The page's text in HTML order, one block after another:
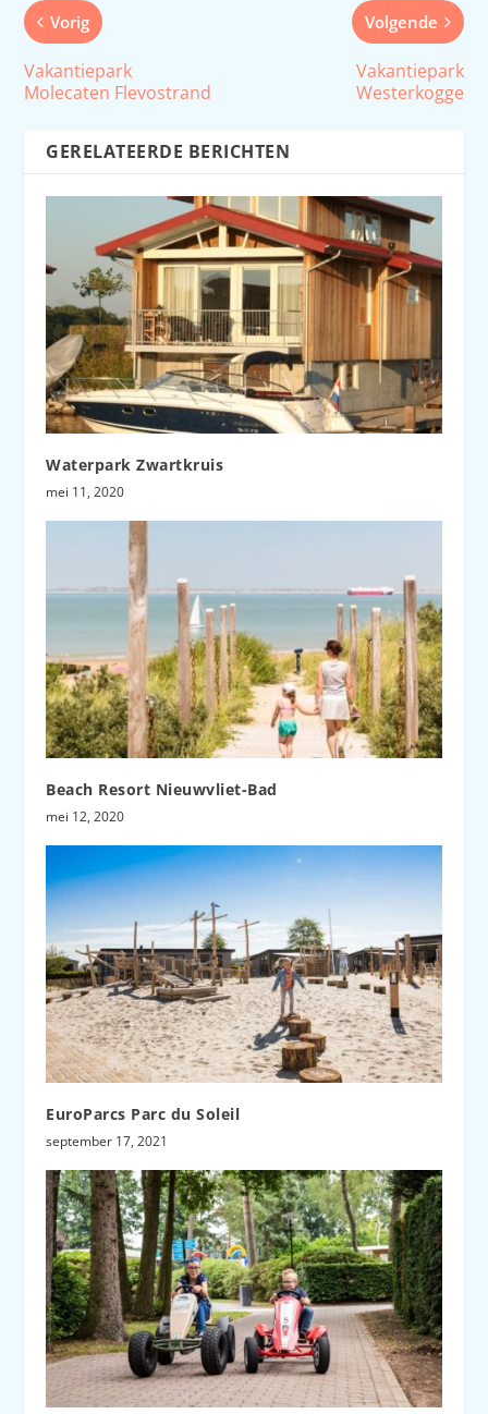
Vorig
Vakantiepark
Molecaten Flevostrand
Volgende
Vakantiepark
Westerkogge
GERELATEERDE BERICHTEN
Waterpark Zwartkruis
mei 11, 2020
Beach Resort Nieuwvliet-Bad
mei 12, 2020
EuroParcs Parc du Soleil
september 17, 2021